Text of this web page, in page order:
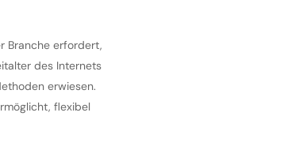
Branche erfordert,
des Internets
erwiesen.
flexibel